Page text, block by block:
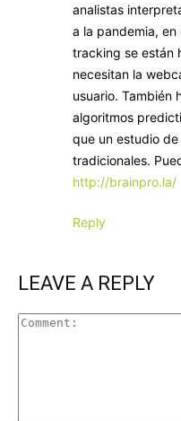
analistas
a la pandemia,
tracking se están
necesitan la
usuario. También
algoritmos
que un estudio
tradicionales.
http://brainpro.la/
Reply
LEAVE A REPLY